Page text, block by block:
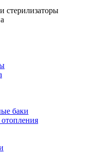
стерилизаторы
баки